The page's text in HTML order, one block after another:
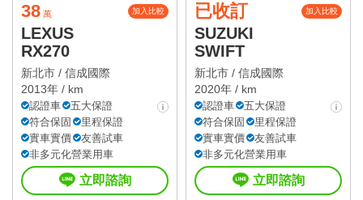
38 萬 加入比較
LEXUS
RX270
新北市 / 信成國際
2013年 / km
認證車
五大保證
符合保固
里程保證
實車實價
友善試車
非多元化營業用車
立即諮詢
已收訂 加入比較
SUZUKI
SWIFT
新北市 / 信成國際
2020年 / km
認證車
五大保證
符合保固
里程保證
實車實價
友善試車
非多元化營業用車
立即諮詢